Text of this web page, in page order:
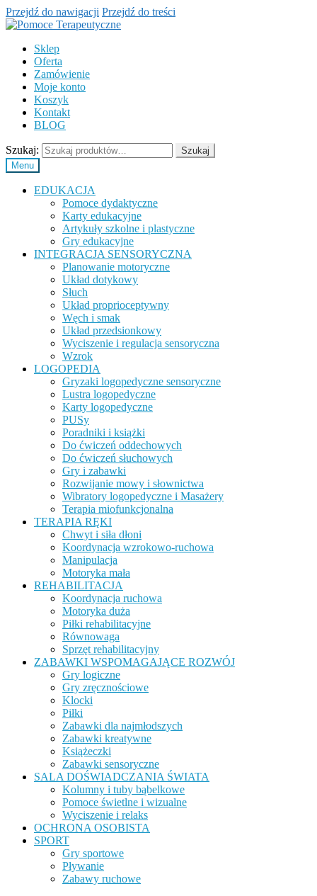
Przejdź do nawigacji Przejdź do treści
Sklep
Oferta
Zamówienie
Moje konto
Koszyk
Kontakt
BLOG
Szukaj:
Szukaj
Menu
EDUKACJA
Pomoce dydaktyczne
Karty edukacyjne
Artykuły szkolne i plastyczne
Gry edukacyjne
INTEGRACJA SENSORYCZNA
Planowanie motoryczne
Układ dotykowy
Słuch
Układ proprioceptywny
Węch i smak
Układ przedsionkowy
Wyciszenie i regulacja sensoryczna
Wzrok
LOGOPEDIA
Gryzaki logopedyczne sensoryczne
Lustra logopedyczne
Karty logopedyczne
PUSy
Poradniki i książki
Do ćwiczeń oddechowych
Do ćwiczeń słuchowych
Gry i zabawki
Rozwijanie mowy i słownictwa
Wibratory logopedyczne i Masażery
Terapia miofunkcjonalna
TERAPIA RĘKI
Chwyt i siła dłoni
Koordynacja wzrokowo-ruchowa
Manipulacja
Motoryka mała
REHABILITACJA
Koordynacja ruchowa
Motoryka duża
Piłki rehabilitacyjne
Równowaga
Sprzęt rehabilitacyjny
ZABAWKI WSPOMAGAJĄCE ROZWÓJ
Gry logiczne
Gry zręcznościowe
Klocki
Piłki
Zabawki dla najmłodszych
Zabawki kreatywne
Książeczki
Zabawki sensoryczne
SALA DOŚWIADCZANIA ŚWIATA
Kolumny i tuby bąbelkowe
Pomoce świetlne i wizualne
Wyciszenie i relaks
OCHRONA OSOBISTA
SPORT
Gry sportowe
Pływanie
Zabawy ruchowe